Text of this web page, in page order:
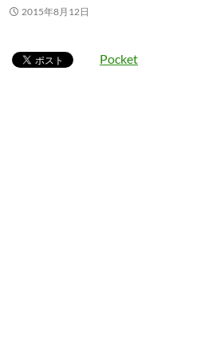
2015年8月12日
Pocket